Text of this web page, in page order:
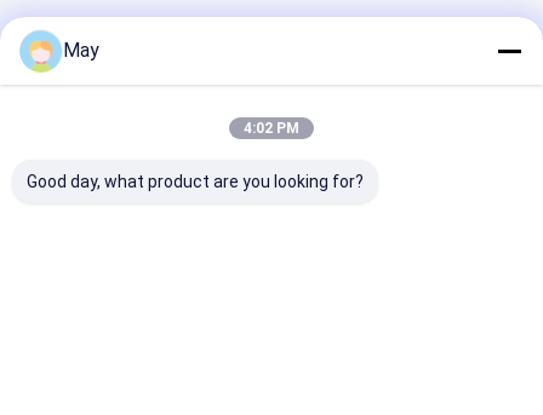
अनुशंसित उत्पाद
May
4:02 PM
Good day, what product are you looking for?